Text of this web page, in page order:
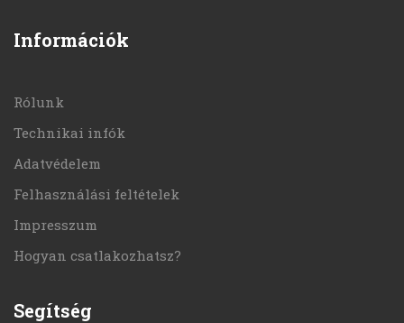
Információk
Rólunk
Technikai infók
Adatvédelem
Felhasználási feltételek
Impresszum
Hogyan csatlakozhatsz?
Segítség